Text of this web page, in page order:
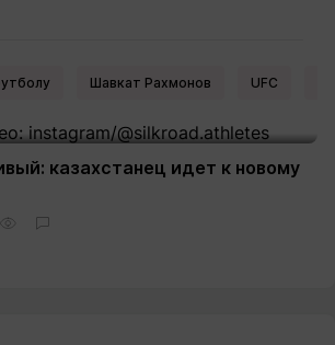
Шавкат Рахмонов UFC
казахстанец идет к новому